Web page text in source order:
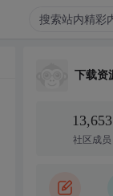
下载资
13,653
社区成员